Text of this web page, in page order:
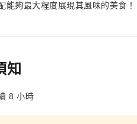
能夠最大程度展現其風味的美食！
知
8 小時